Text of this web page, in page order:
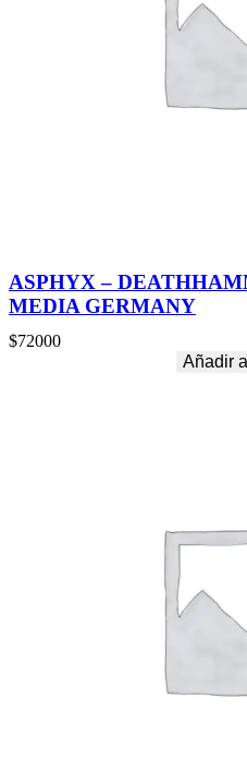
ASPHYX –
MEDIA GERMANY
$72000
Añadir